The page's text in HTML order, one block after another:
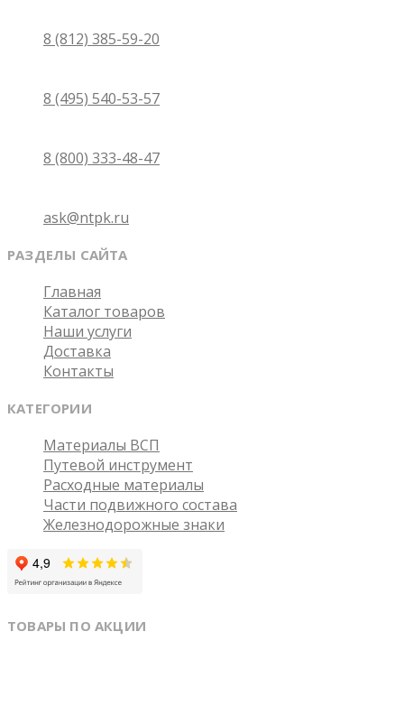
8 (812) 385-59-20
8 (495) 540-53-57
8 (800) 333-48-47
ask@ntpk.ru
РАЗДЕЛЫ САЙТА
Главная
Каталог товаров
Наши услуги
Доставка
Контакты
КАТЕГОРИИ
Материалы ВСП
Путевой инструмент
Расходные материалы
Части подвижного состава
Железнодорожные знаки
ТОВАРЫ ПО АКЦИИ